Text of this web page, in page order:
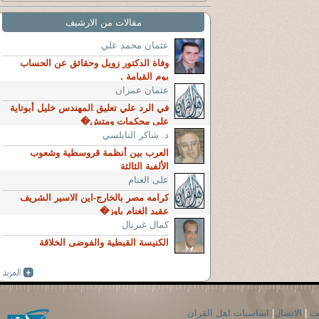
مقالات من الارشيف
عثمان محمد علي
وفاة الدكتور زويل وحقائق عن الحساب
يوم القيامة .
عثمان عمران
في الرد علي تعليق المهندس خليل أبوتاية
علي محكمات ومتش�
د. شاكر النابلسي
العرب بين أنظمة قروسطية وشعوب
الألفية الثالثة
على الغنام
كرامه مصر بالخارج-اين الاسير الشريف
عقيد الغنام ياوز�
كمال غبريال
الكنيسة القبطية والفوضى الخلاقة
الاتصال اساسيات اهل القران